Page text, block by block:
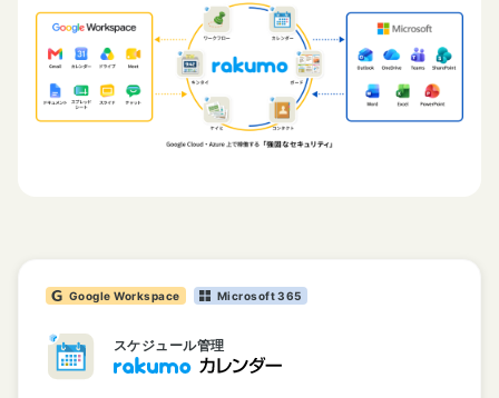
Google Workspace Microsoft 365
スケジュール管理